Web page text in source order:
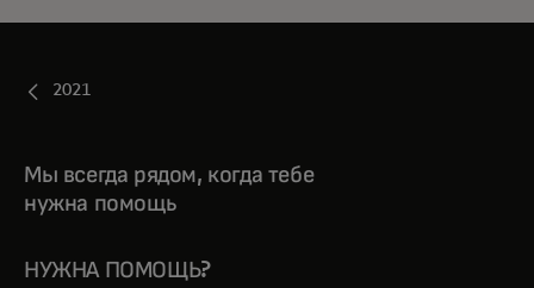
2021
Мы всегда рядом, когда тебе
нужна помощь
НУЖНА ПОМОЩЬ?